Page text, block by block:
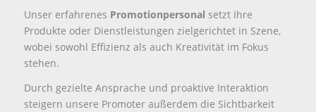
Unser erfahrenes Promotionpersonal setzt Ihre
Produkte oder Dienstleistungen zielgerichtet in Szene,
wobei sowohl Effizienz als auch Kreativität im Fokus
stehen.
Durch gezielte Ansprache und proaktive Interaktion
steigern unsere Promoter außerdem die Sichtbarkeit